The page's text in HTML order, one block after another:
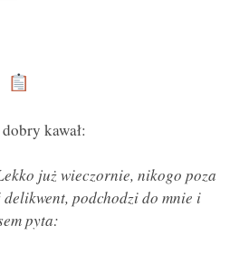
kawał:
już wieczornie, nikogo poza
podchodzi do mnie i
pyta: